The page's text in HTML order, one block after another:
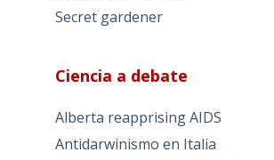
Secret gardener
Ciencia a debate
Alberta reapprising AIDS
Antidarwinismo en Italia